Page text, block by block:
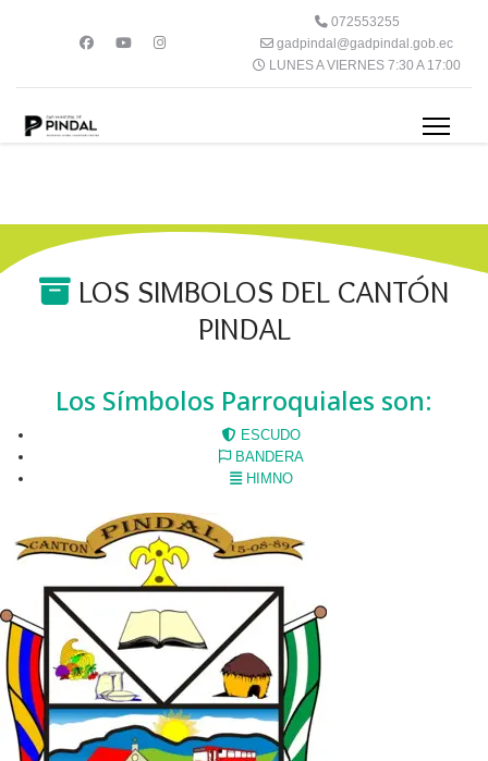
072553255
gadpindal@gadpindal.gob.ec
LUNES A VIERNES 7:30 A 17:00
LOS SIMBOLOS DEL CANTÓN
PINDAL
Los Símbolos Parroquiales son:
ESCUDO
BANDERA
HIMNO